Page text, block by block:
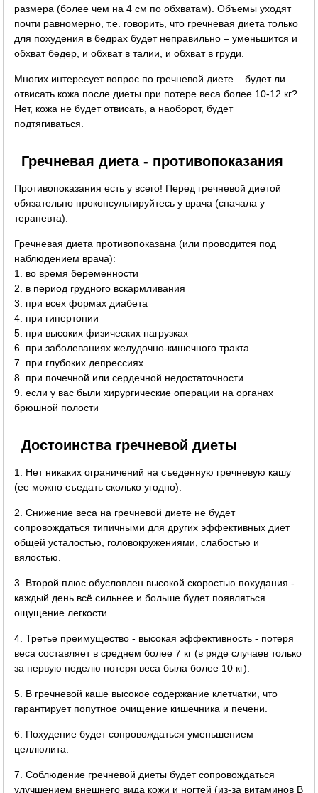
размера (более чем на 4 см по обхватам). Объемы уходят
почти равномерно, т.е. говорить, что гречневая диета только
для похудения в бедрах будет неправильно – уменьшится и
обхват бедер, и обхват в талии, и обхват в груди.
Многих интересует вопрос по гречневой диете – будет ли
отвисать кожа после диеты при потере веса более 10-12 кг?
Нет, кожа не будет отвисать, а наоборот, будет
подтягиваться.
Гречневая диета - противопоказания
Противопоказания есть у всего! Перед гречневой диетой
обязательно проконсультируйтесь у врача (сначала у
терапевта).
Гречневая диета противопоказана (или проводится под
наблюдением врача):
1. во время беременности
2. в период грудного вскармливания
3. при всех формах диабета
4. при гипертонии
5. при высоких физических нагрузках
6. при заболеваниях желудочно-кишечного тракта
7. при глубоких депрессиях
8. при почечной или сердечной недостаточности
9. если у вас были хирургические операции на органах
брюшной полости
Достоинства гречневой диеты
1. Нет никаких ограничений на съеденную гречневую кашу
(ее можно съедать сколько угодно).
2. Снижение веса на гречневой диете не будет
сопровождаться типичными для других эффективных диет
общей усталостью, головокружениями, слабостью и
вялостью.
3. Второй плюс обусловлен высокой скоростью похудания -
каждый день всё сильнее и больше будет появляться
ощущение легкости.
4. Третье преимущество - высокая эффективность - потеря
веса составляет в среднем более 7 кг (в ряде случаев только
за первую неделю потеря веса была более 10 кг).
5. В гречневой каше высокое содержание клетчатки, что
гарантирует попутное очищение кишечника и печени.
6. Похудение будет сопровождаться уменьшением
целлюлита.
7. Соблюдение гречневой диеты будет сопровождаться
улучшением внешнего вида кожи и ногтей (из-за витаминов B